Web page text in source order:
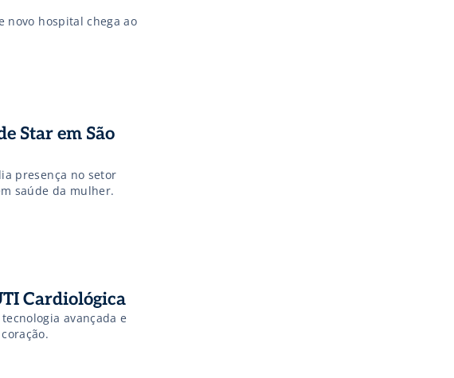
novo hospital chega ao
Star em São
presença no setor
saúde da mulher.
Cardiológica
avançada e